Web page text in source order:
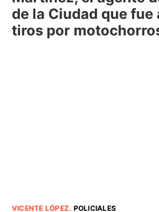
de la Ciudad que fue
tiros por
VICENTE LÓPEZ. POLICIALES